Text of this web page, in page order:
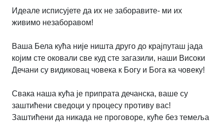
Идеале исписујете да их не заборавите- ми их
живимо незаборавом!
Ваша Бела кућа није ништа друго до крајпуташ јада
којим сте оковали све куд сте загазили, наши Високи
Дечани су видиковац човека к Богу и Бога ка човеку!
Свака наша кућа је припрата дечанска, ваше су
заштићени сведоци у процесу противу вас!
Заштићени да никада не проговоре, куће без темеља